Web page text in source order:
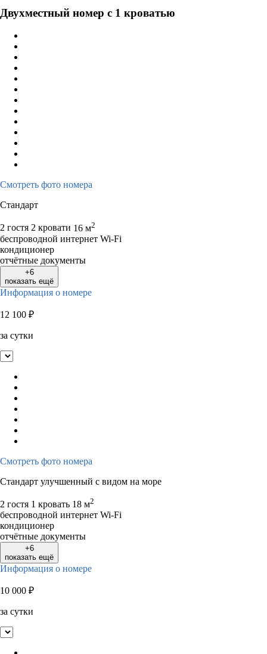
Двухместный номер с 1 кроватью
Смотреть фото номера
Стандарт
2 гостя 2 кровати 16 м2
беспроводной интернет Wi-Fi
кондиционер
отчётные документы
+6
показать ещё
Информация о номере
12 100 ₽
за сутки
Смотреть фото номера
Стандарт улучшенный с видом на море
2 гостя 1 кровать 18 м2
беспроводной интернет Wi-Fi
кондиционер
отчётные документы
+6
показать ещё
Информация о номере
10 000 ₽
за сутки